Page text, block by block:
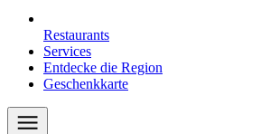
Restaurants
Services
Entdecke die Region
Geschenkkarte